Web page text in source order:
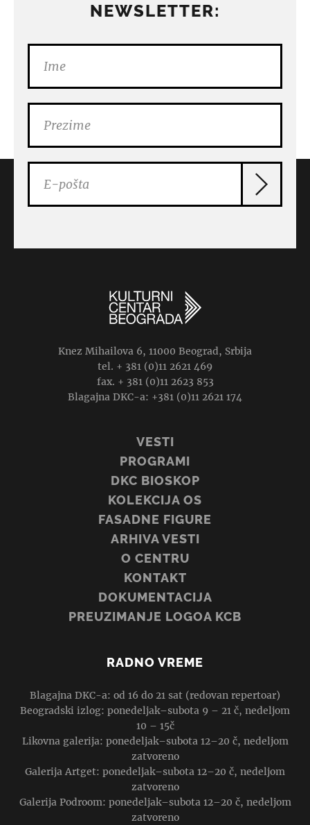
NEWSLETTER:
Knez Mihailova 6, 11000 Beograd, Srbija
tel. + 381 (0)11 2621 469
fax. + 381 (0)11 2623 853
Blagajna DKC-a: +381 (0)11 2621 174
VESTI
PROGRAMI
DKC BIOSKOP
KOLEKCIJA OS
FASADNE FIGURE
ARHIVA VESTI
O CENTRU
KONTAKT
DOKUMENTACIJA
PREUZIMANJE LOGOA KCB
RADNO VREME
Blagajna DKC-a: od 16 do 21 sat (redovan repertoar)
Beogradski izlog: ponedeljak–subota 9 – 21 č, nedeljom
10 – 15č
Likovna galerija: ponedeljak–subota 12–20 č, nedeljom
zatvoreno
Galerija Artget: ponedeljak–subota 12–20 č, nedeljom
zatvoreno
Galerija Podroom: ponedeljak–subota 12–20 č, nedeljom
zatvoreno